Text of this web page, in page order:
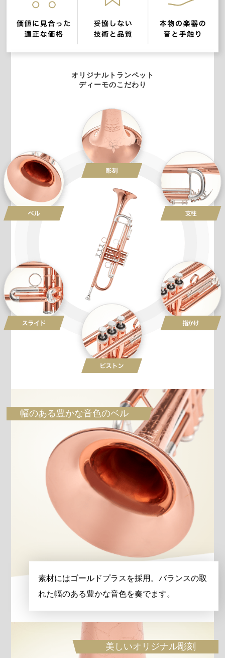
オリジナルトランペット
ディーモのこだわり
幅のある豊かな音色のベル
素材にはゴールドプラスを採用。バランスの取
れた幅のある豊かな音色を奏でます。
美しいオリジナル彫刻